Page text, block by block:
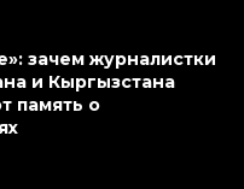
зачем журналистки
и Кыргызстана
память о